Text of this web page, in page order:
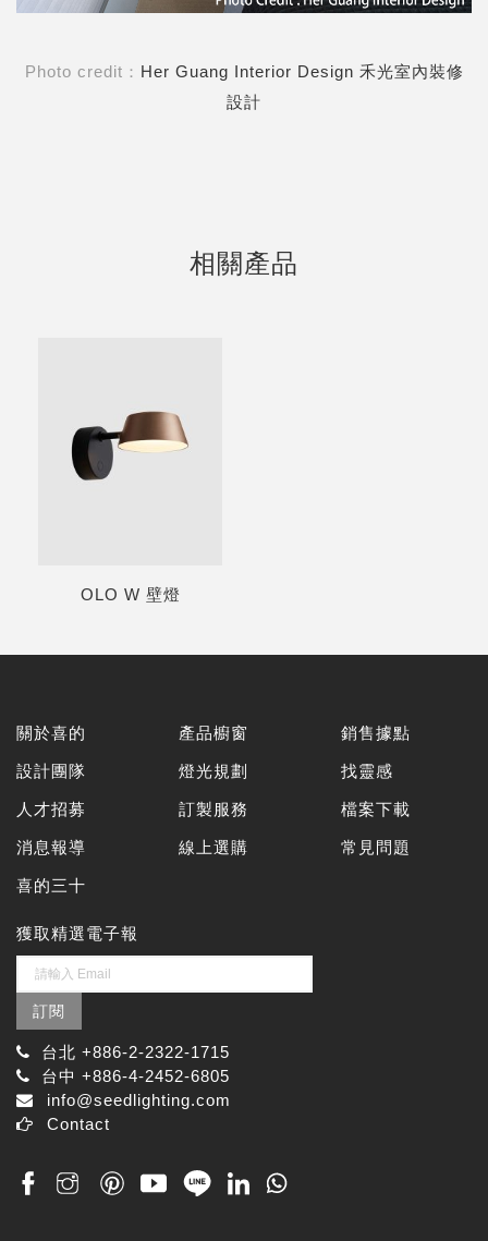
Photo credit： Her Guang Interior Design 禾光室內裝修
設計
相關產品
OLO W 壁燈
關於喜的
設計團隊
人才招募
消息報導
喜的三十
產品櫥窗
燈光規劃
訂製服務
線上選購
銷售據點
找靈感
檔案下載
常見問題
獲取精選電子報
訂閱
台北 +886-2-2322-1715
台中 +886-4-2452-6805
info@seedlighting.com
Contact